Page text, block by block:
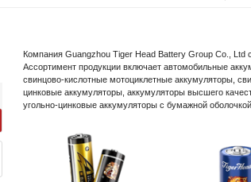
Компания Guangzhou Tiger Head Battery Group Co., Ltd
Ассортимент продукции включает автомобильные
свинцово-кислотные мотоциклетные аккумуляторы,
цинковые аккумуляторы, аккумуляторы высшего
угольно-цинковые аккумуляторы с бумажной